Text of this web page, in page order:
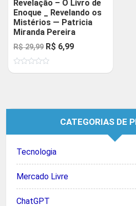
Revelação – O Livro de
Enoque _ Revelando os
Mistérios — Patricia
Miranda Pereira
R$29,99 O
preço
original
R$ 6,99O
atual
CATEGORIAS DE
Tecnologia
Mercado Livre
ChatGPT